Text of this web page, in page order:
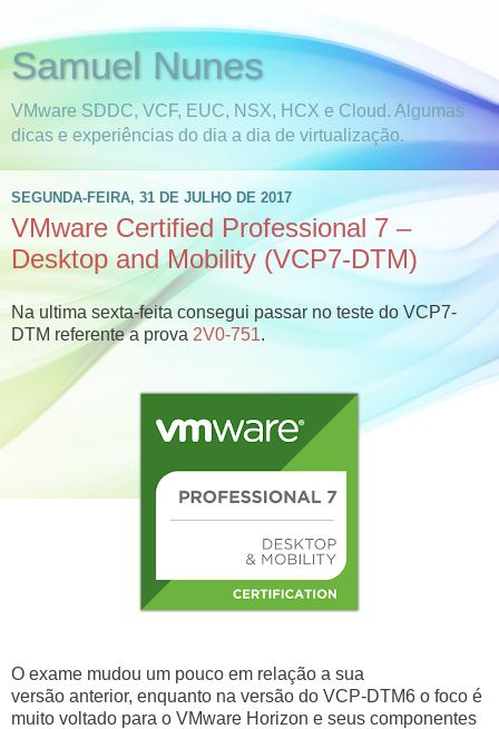
Samuel Nunes
VMware SDDC, VCF, EUC, NSX, HCX e Cloud. Algumas
dicas e experiências do dia a dia de virtualização.
SEGUNDA-FEIRA, 31 DE JULHO DE 2017
VMware Certified Professional 7 –
Desktop and Mobility (VCP7-DTM)
Na ultima sexta-feita consegui passar no teste do VCP7-
DTM referente a prova 2V0-751.
O exame mudou um pouco em relação a sua
versão anterior, enquanto na versão do VCP-DTM6 o foco é
muito voltado para o VMware Horizon e seus componentes